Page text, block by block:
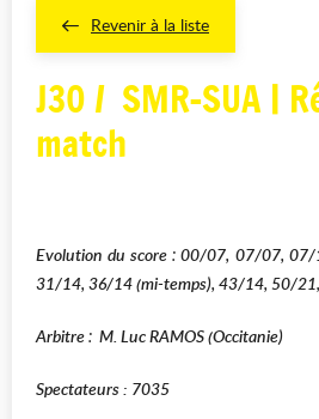
Revenir à la liste
J30 / SMR-SUA |
match
Evolution du score :00/07, 07/07,
31/14, 36/14 (mi-temps), 43/14, 50/
Arbitre: M. Luc RAMOS (Occitanie)
Spectateurs : 7035